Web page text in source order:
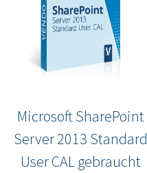
Microsoft SharePoint
Server 2013 Standard
User CAL gebraucht